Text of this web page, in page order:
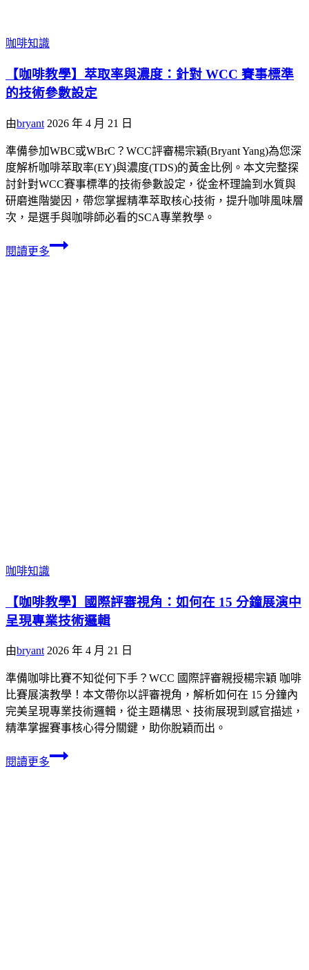
咖啡知識
【咖啡教學】萃取率與濃度：針對 WCC 賽事標準
的技術參數設定
由bryant 2026 年 4 月 21 日
準備參加WBC或WBrC？WCC評審楊宗穎(Bryant Yang)為您深
度解析咖啡萃取率(EY)與濃度(TDS)的黃金比例。本文完整探
討針對WCC賽事標準的技術參數設定，從金杯理論到水質與
研磨進階變因，帶您掌握精準萃取核心技術，提升咖啡風味層
次，是選手與咖啡師必看的SCA專業教學。
閱讀更多
咖啡知識
【咖啡教學】國際評審視角：如何在 15 分鐘展演中
呈現專業技術邏輯
由bryant 2026 年 4 月 21 日
準備咖啡比賽不知從何下手？WCC 國際評審親授楊宗穎 咖啡
比賽展演教學！本文帶你以評審視角，解析如何在 15 分鐘內
完美呈現專業技術邏輯，從主題構思、技術展現到感官描述，
精準掌握賽事核心得分關鍵，助你脫穎而出。
閱讀更多